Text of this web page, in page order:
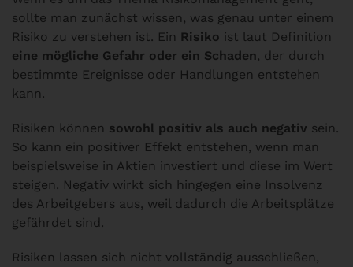
sollte man zunächst wissen, was genau unter einem
Risiko zu verstehen ist. Ein Risiko ist laut Definition
eine mögliche Gefahr oder ein Schaden, der durch
bestimmte Ereignisse oder Handlungen entstehen
kann.
Risiken können sowohl positiv als auch negativ sein.
So kann ein positiver Effekt entstehen, wenn man
beispielsweise in Aktien investiert und diese im Wert
steigen. Negativ wirkt sich hingegen eine Insolvenz
des Arbeitgebers aus, weil dadurch die Arbeitsplätze
gefährdet sind.
Risiken lassen sich nicht vollständig ausschließen,